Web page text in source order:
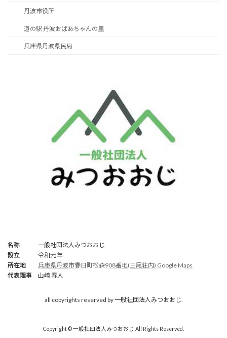
丹波市役所
道の駅 丹波おばあちゃんの里
兵庫県丹波県民局
名称 一般社団法人みつおおじ
設立 令和元年
所在地
兵庫県丹波市春日町松森908番地(三尾荘内) Google Maps
代表理事 山﨑 春人
all copyrights reserved by 一般社団法人みつおおじ.
Copyright © 一般社団法人みつおおじ All Rights Reserved.